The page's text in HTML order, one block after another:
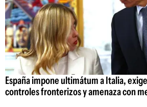
España impone ultimátum a Italia,
controles fronterizos y amenaza con